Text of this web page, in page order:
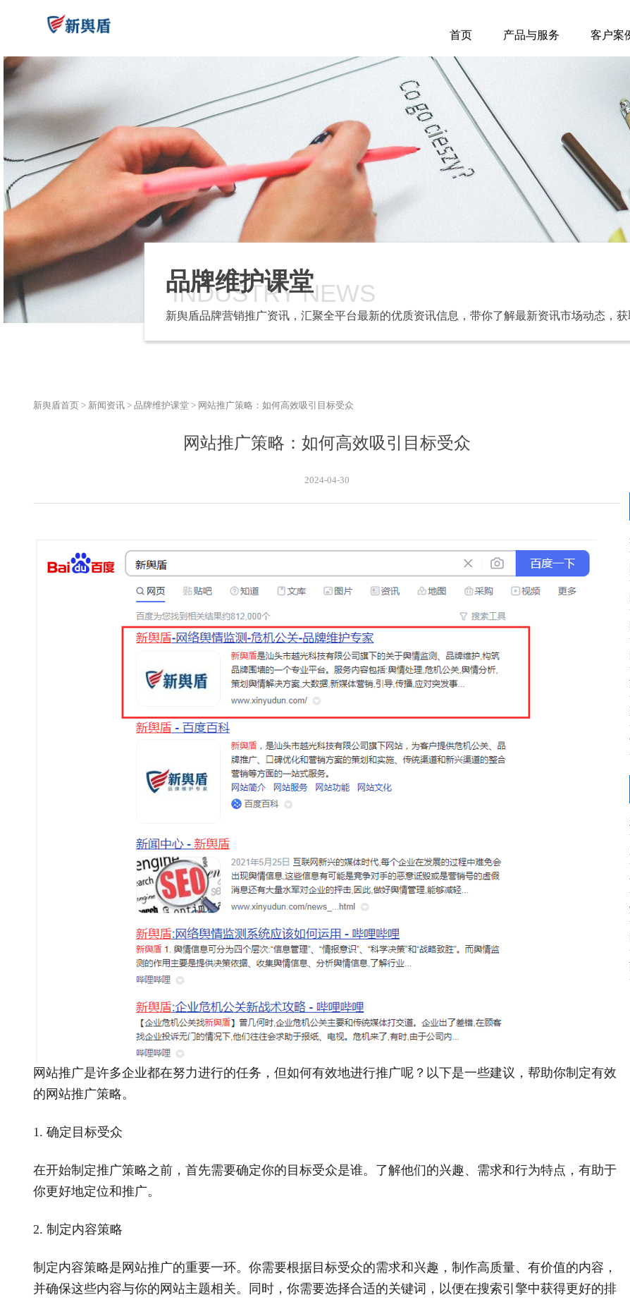
首页 产品与服务 客户案
品牌维护课堂
INDUSTRY NEWS
新舆盾品牌营销推广资讯，汇聚全平台最新的优质资讯信息，带你了解最新资讯市场动态，获
新舆盾首页 > 新闻资讯 > 品牌维护课堂 > 网站推广策略：如何高效吸引目标受众
网站推广策略：如何高效吸引目标受众
2024-04-30
网站推广是许多企业都在努力进行的任务，但如何有效地进行推广呢？以下是一些建议，帮助你制定有效
的网站推广策略。
1. 确定目标受众
在开始制定推广策略之前，首先需要确定你的目标受众是谁。了解他们的兴趣、需求和行为特点，有助于
你更好地定位和推广。
2. 制定内容策略
制定内容策略是网站推广的重要一环。你需要根据目标受众的需求和兴趣，制作高质量、有价值的内容，
并确保这些内容与你的网站主题相关。同时，你需要选择合适的关键词，以便在搜索引擎中获得更好的排